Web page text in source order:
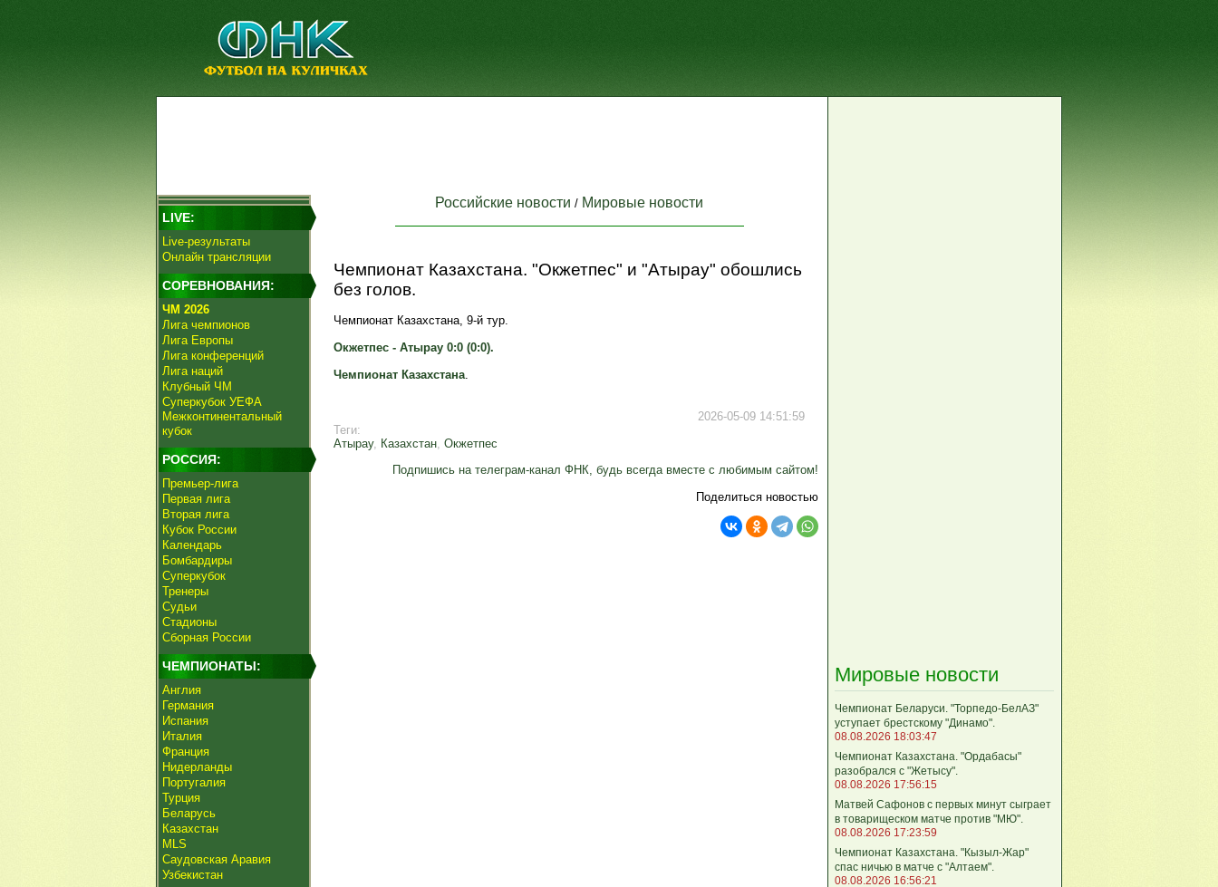
LIVE:
Live-результаты
Онлайн трансляции
СОРЕВНОВАНИЯ:
ЧМ 2026
Лига чемпионов
Лига Европы
Лига конференций
Лига наций
Клубный ЧМ
Суперкубок УЕФА
Межконтинентальный
кубок
РОССИЯ:
Премьер-лига
Первая лига
Вторая лига
Кубок России
Календарь
Бомбардиры
Суперкубок
Тренеры
Судьи
Стадионы
Сборная России
ЧЕМПИОНАТЫ:
Англия
Германия
Испания
Италия
Франция
Нидерланды
Португалия
Турция
Беларусь
Казахстан
MLS
Саудовская Аравия
Узбекистан
Российские новости / Мировые новости
Чемпионат Казахстана. "Окжетпес" и "Атырау" обошлись
без голов.
Чемпионат Казахстана, 9-й тур.
Окжетпес - Атырау 0:0 (0:0).
Чемпионат Казахстана.
2026-05-09 14:51:59
Теги:
Атырау, Казахстан, Окжетпес
Подпишись на телеграм-канал ФНК, будь всегда вместе с любимым сайтом!
Поделиться новостью
Мировые новости
Чемпионат Беларуси. "Торпедо-БелАЗ"
уступает брестскому "Динамо".
08.08.2026 18:03:47
Чемпионат Казахстана. "Ордабасы"
разобрался с "Жетысу".
08.08.2026 17:56:15
Матвей Сафонов с первых минут сыграет
в товарищеском матче против "МЮ".
08.08.2026 17:23:59
Чемпионат Казахстана. "Кызыл-Жар"
спас ничью в матче с "Алтаем".
08.08.2026 16:56:21